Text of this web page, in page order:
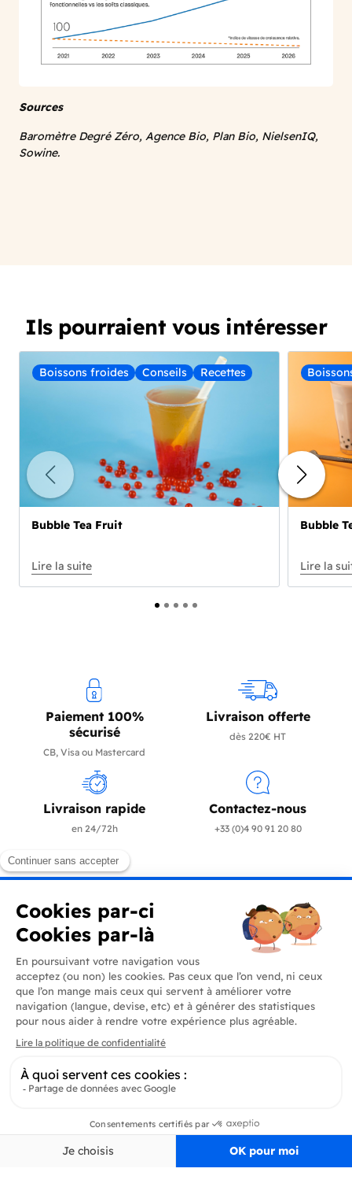
Sources
Baromètre Degré Zéro, Agence Bio, Plan Bio, NielsenIQ,
Sowine.
Ils pourraient vous intéresser
Boissons froides Conseils Recettes
Bubble Tea Fruit Bubble
Paiement 100%
sécurisé
CB, Visa ou Mastercard
Livraison offerte
dès 220€ HT
Livraison rapide
en 24/72h
Contactez-nous
+33 (0)4 90 91 20 80
Produits